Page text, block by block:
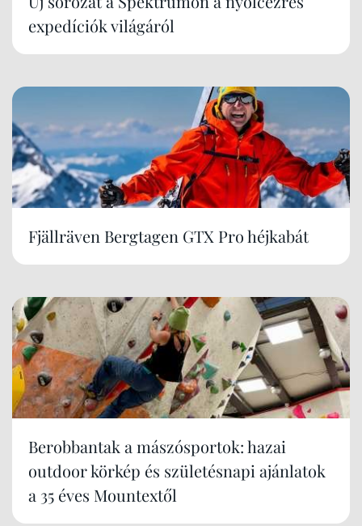
expedíciók világáról
Fjällräven Bergtagen GTX Pro héjkabát
Berobbantak a mászósportok: hazai
outdoor körkép és születésnapi ajánlatok
a 35 éves Mountextől